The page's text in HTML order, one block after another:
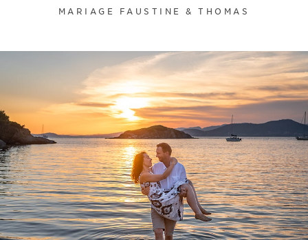
MARIAGE FAUSTINE & THOMAS